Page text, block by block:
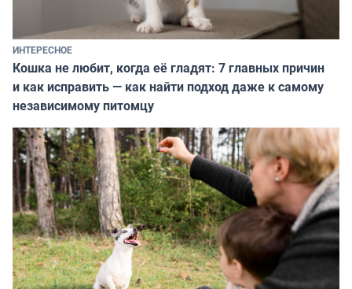
ИНТЕРЕСНОЕ
Кошка не любит, когда её гладят: 7 главных причин
и как исправить — как найти подход даже к самому
независимому питомцу